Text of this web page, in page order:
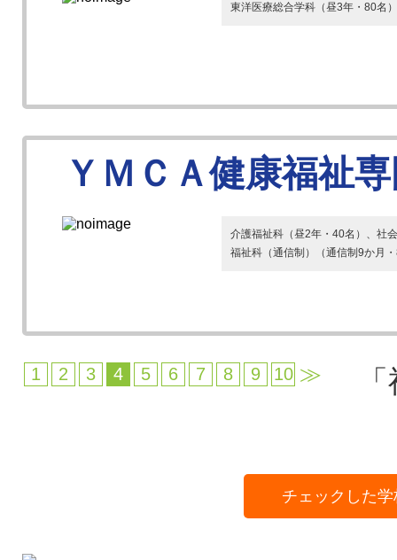
東洋医療総合学科（昼3年・80名
ＹＭＣＡ健康福祉
介護福祉科（昼2年・40名）、社
福祉科（通信制）（通信制9か月
1 2 3 4 5 6 7 8 9 10 ≫
チェックした